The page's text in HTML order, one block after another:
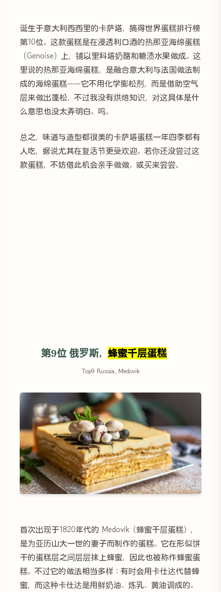
诞生于意大利西西里的卡萨塔，摘得世界蛋糕排行榜
第10位。这款蛋糕是在浸透利口酒的热那亚海绵蛋糕
（Genoise）上，铺以里科塔奶酪和糖渍水果做成。这
里说的热那亚海绵蛋糕，是融合意大利与法国做法制
成的海绵蛋糕——它不用化学膨松剂，而是借助空气
层来做出蓬松，不过我没有烘焙知识，对这具体是什
么意思也没太弄明白。呜。
总之，味道与造型都很美的卡萨塔蛋糕一年四季都有
人吃，据说尤其在复活节更受欢迎。若你还没尝过这
款蛋糕，不妨借此机会亲手做做、或买来尝尝。
第9位 俄罗斯， 蜂蜜千层蛋糕
Top9 Russia, Medovik
首次出现于1820年代的 Medovik（蜂蜜千层蛋糕），
是为亚历山大一世的妻子而制作的蛋糕。它在形似饼
干的蛋糕层之间层层抹上蜂蜜，因此也被称作蜂蜜蛋
糕。不过它的做法相当多样：有时会用卡仕达代替蜂
蜜，而这种卡仕达是用鲜奶油、炼乳、黄油调成的。